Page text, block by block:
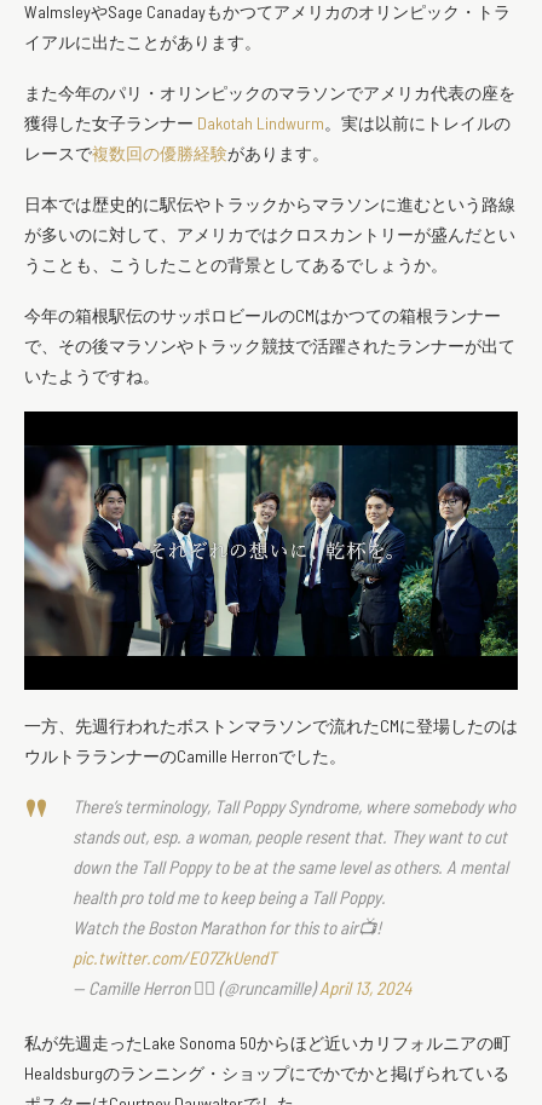
WalmsleyやSage Canadayもかつてアメリカのオリンピック・トラ
イアルに出たことがあります。
また今年のパリ・オリンピックのマラソンでアメリカ代表の座を
獲得した女子ランナー Dakotah Lindwurm。実は以前にトレイルの
レースで複数回の優勝経験があります。
日本では歴史的に駅伝やトラックからマラソンに進むという路線
が多いのに対して、アメリカではクロスカントリーが盛んだとい
うことも、こうしたことの背景としてあるでしょうか。
今年の箱根駅伝のサッポロビールのCMはかつての箱根ランナー
で、その後マラソンやトラック競技で活躍されたランナーが出て
いたようですね。
一方、先週行われたボストンマラソンで流れたCMに登場したのは
ウルトラランナーのCamille Herronでした。
There’s terminology, Tall Poppy Syndrome, where somebody who
stands out, esp. a woman, people resent that. They want to cut
down the Tall Poppy to be at the same level as others. A mental
health pro told me to keep being a Tall Poppy.
Watch the Boston Marathon for this to air📺!
pic.twitter.com/E07ZkUendT
— Camille Herron 🦸‍♀️ (@runcamille)April 13, 2024
私が先週走ったLake Sonoma 50からほど近いカリフォルニアの町
Healdsburgのランニング・ショップにでかでかと掲げられている